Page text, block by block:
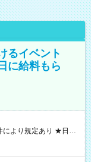
るイベント
に給料もら
金GET♪ お仕事後はコ
間】試